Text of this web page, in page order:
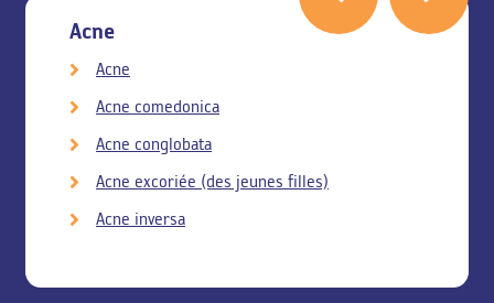
Acne
Acne
Acne comedonica
Acne conglobata
Acne excoriée (des jeunes filles)
Acne inversa